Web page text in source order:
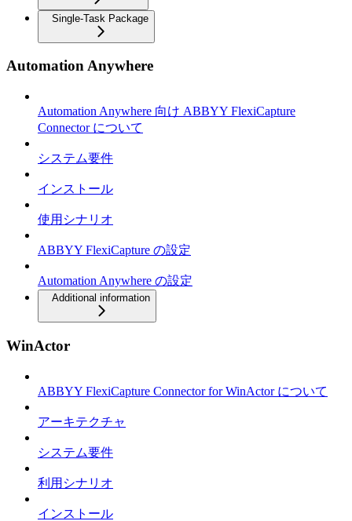
Single-Task Package
Automation Anywhere
Automation Anywhere 向け ABBYY FlexiCapture
Connector について
システム要件
インストール
使用シナリオ
ABBYY FlexiCapture の設定
Automation Anywhere の設定
Additional information
WinActor
ABBYY FlexiCapture Connector for WinActor について
アーキテクチャ
システム要件
利用シナリオ
インストール